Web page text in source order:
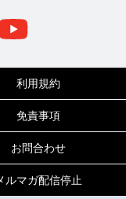
利用規約
免責事項
お問合わせ
ルマガ配信停止